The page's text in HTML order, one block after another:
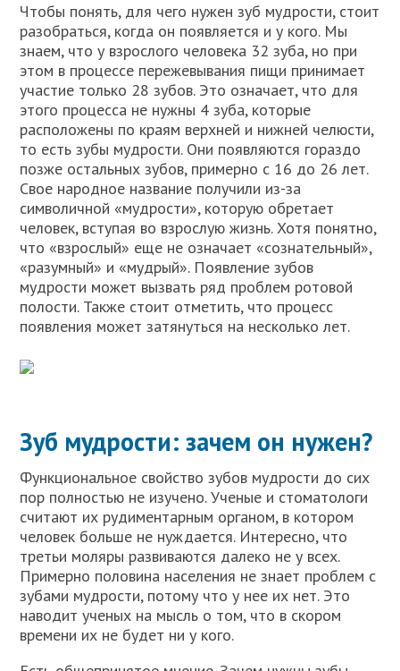
Чтобы понять, для чего нужен зуб мудрости, стоит
разобраться, когда он появляется и у кого. Мы
знаем, что у взрослого человека 32 зуба, но при
этом в процессе пережевывания пищи принимает
участие только 28 зубов. Это означает, что для
этого процесса не нужны 4 зуба, которые
расположены по краям верхней и нижней челюсти,
то есть зубы мудрости. Они появляются гораздо
позже остальных зубов, примерно с 16 до 26 лет.
Свое народное название получили из-за
символичной «мудрости», которую обретает
человек, вступая во взрослую жизнь. Хотя понятно,
что «взрослый» еще не означает «сознательный»,
«разумный» и «мудрый». Появление зубов
мудрости может вызвать ряд проблем ротовой
полости. Также стоит отметить, что процесс
появления может затянуться на несколько лет.
Зуб мудрости: зачем он нужен?
Функциональное свойство зубов мудрости до сих
пор полностью не изучено. Ученые и стоматологи
считают их рудиментарным органом, в котором
человек больше не нуждается. Интересно, что
третьи моляры развиваются далеко не у всех.
Примерно половина населения не знает проблем с
зубами мудрости, потому что у нее их нет. Это
наводит ученых на мысль о том, что в скором
времени их не будет ни у кого.